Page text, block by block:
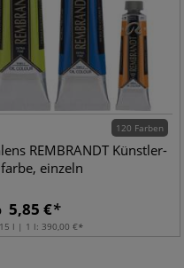
120 Farben
REMBRANDT Künstler-
einzeln
5,85 €
l | 1 l: 390,00 €